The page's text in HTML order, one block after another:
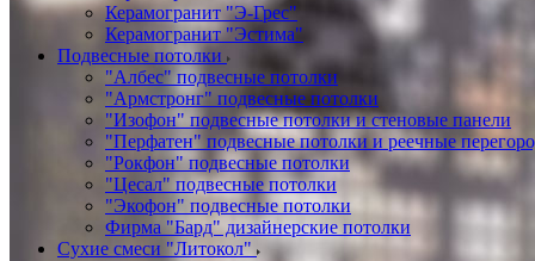
Керамогранит "Э-Грес"
Керамогранит "Эстима"
Подвесные потолки
"Албес" подвесные потолки
"Армстронг" подвесные потолки
"Изофон" подвесные потолки и стеновые панели
"Перфатен" подвесные потолки и реечные
"Рокфон" подвесные потолки
"Цесал" подвесные потолки
"Экофон" подвесные потолки
Фирма "Бард" дизайнерские потолки
Сухие смеси "Литокол"